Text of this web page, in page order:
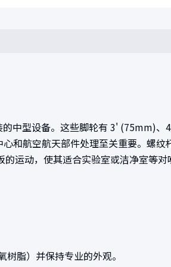
中型设备。这些脚轮有 3' (75mm)
和航空航天部件处理至关重要。螺纹
运动，使其适合实验室或洁净室等对
脂）并保持专业的外观。